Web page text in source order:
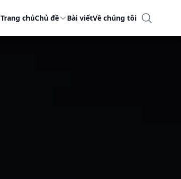
Trang chủChủ đề Bài viếtVề chúng tôi